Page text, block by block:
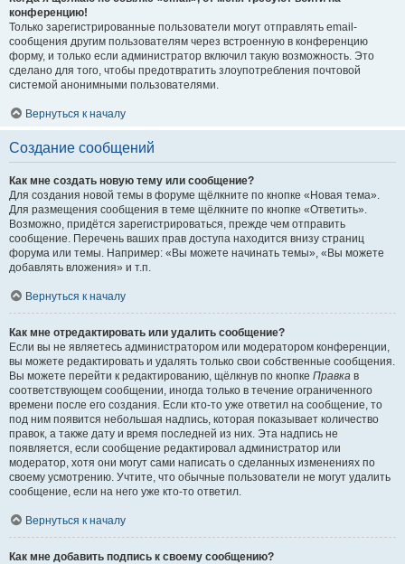
конференцию!
Только зарегистрированные пользователи могут отправлять email-
сообщения другим пользователям через встроенную в конференцию
форму, и только если администратор включил такую возможность. Это
сделано для того, чтобы предотвратить злоупотребления почтовой
системой анонимными пользователями.
Вернуться к началу
Создание сообщений
Как мне создать новую тему или сообщение?
Для создания новой темы в форуме щёлкните по кнопке «Новая тема».
Для размещения сообщения в теме щёлкните по кнопке «Ответить».
Возможно, придётся зарегистрироваться, прежде чем отправить
сообщение. Перечень ваших прав доступа находится внизу страниц
форума или темы. Например: «Вы можете начинать темы», «Вы можете
добавлять вложения» и т.п.
Вернуться к началу
Как мне отредактировать или удалить сообщение?
Если вы не являетесь администратором или модератором конференции,
вы можете редактировать и удалять только свои собственные сообщения.
Вы можете перейти к редактированию, щёлкнув по кнопке Правка в
соответствующем сообщении, иногда только в течение ограниченного
времени после его создания. Если кто-то уже ответил на сообщение, то
под ним появится небольшая надпись, которая показывает количество
правок, а также дату и время последней из них. Эта надпись не
появляется, если сообщение редактировал администратор или
модератор, хотя они могут сами написать о сделанных изменениях по
своему усмотрению. Учтите, что обычные пользователи не могут удалить
сообщение, если на него уже кто-то ответил.
Вернуться к началу
Как мне добавить подпись к своему сообщению?